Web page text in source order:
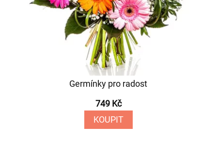
Germínky pro radost
749 Kč
KOUPIT